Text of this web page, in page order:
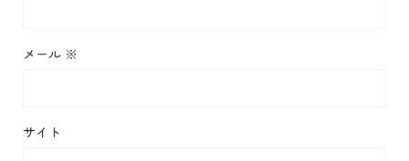
メール ※
サイト